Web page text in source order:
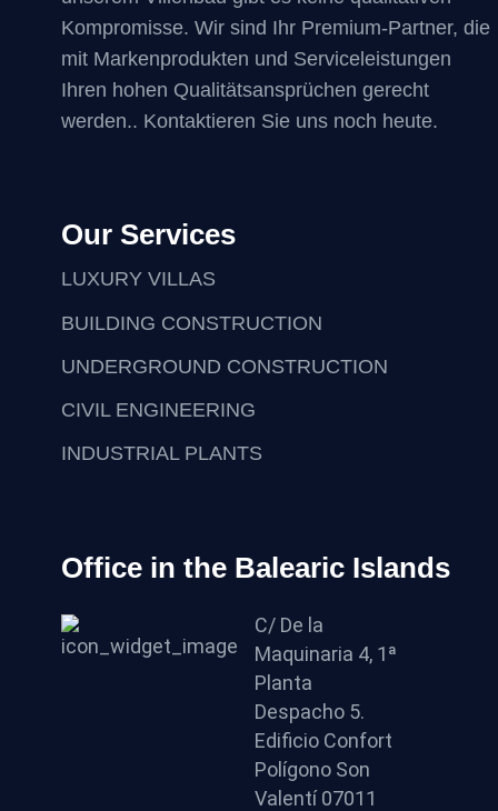
Kompromisse. Wir sind Ihr Premium-Partner, die
mit Markenprodukten und Serviceleistungen
Ihren hohen Qualitätsansprüchen gerecht
werden.. Kontaktieren Sie uns noch heute.
Our Services
LUXURY VILLAS
BUILDING CONSTRUCTION
UNDERGROUND CONSTRUCTION
CIVIL ENGINEERING
INDUSTRIAL PLANTS
Office in the Balearic Islands
C/ De la
Maquinaria 4, 1ª
Planta
Despacho 5.
Edificio Confort
Polígono Son
Valentí 07011